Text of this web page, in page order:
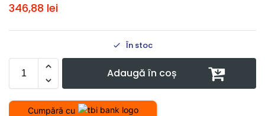
346,88 lei
În stoc
Adaugă în coș
Cumpără cu